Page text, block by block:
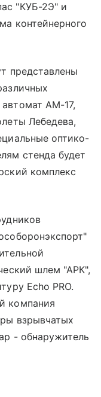
"КУБ-2Э" и
контейнерного
представлены
АМ-17,
Лебедева,
оптико-
стенда будет
комплекс
шлем "АРК",
Echo PRO.
компания
взрывчатых
- обнаружитель